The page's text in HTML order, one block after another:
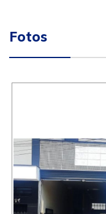
Fotos